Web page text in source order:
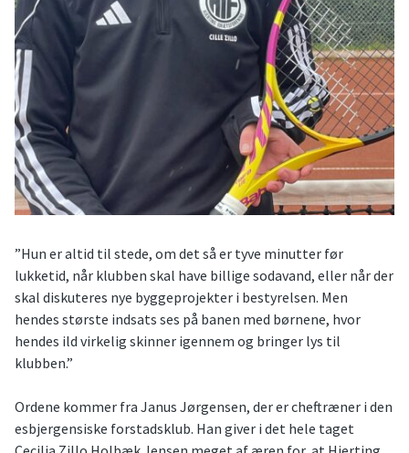
”Hun er altid til stede, om det så er tyve minutter før
lukketid, når klubben skal have billige sodavand, eller når der
skal diskuteres nye byggeprojekter i bestyrelsen. Men
hendes største indsats ses på banen med børnene, hvor
hendes ild virkelig skinner igennem og bringer lys til
klubben.”
Ordene kommer fra Janus Jørgensen, der er cheftræner i den
esbjergensiske forstadsklub. Han giver i det hele taget